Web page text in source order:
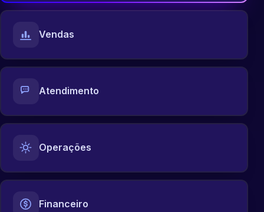
Vendas
Atendimento
Operações
Financeiro